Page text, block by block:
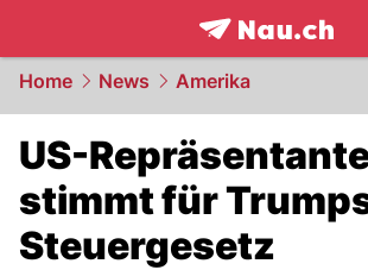
frontpage.
Home News Amerika
US-
stimmt für
Steuergesetz